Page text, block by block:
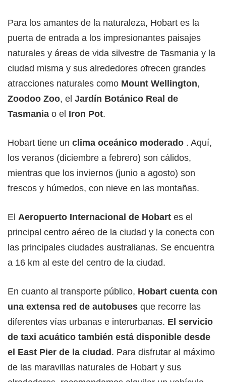
Para los amantes de la naturaleza, Hobart es la
puerta de entrada a los impresionantes paisajes
naturales y áreas de vida silvestre de Tasmania y la
ciudad misma y sus alrededores ofrecen grandes
atracciones naturales como Mount Wellington,
Zoodoo Zoo, el Jardín Botánico Real de
Tasmania o el Iron Pot.
Hobart tiene un clima oceánico moderado . Aquí,
los veranos (diciembre a febrero) son cálidos,
mientras que los inviernos (junio a agosto) son
frescos y húmedos, con nieve en las montañas.
El Aeropuerto Internacional de Hobart es el
principal centro aéreo de la ciudad y la conecta con
las principales ciudades australianas. Se encuentra
a 16 km al este del centro de la ciudad.
En cuanto al transporte público, Hobart cuenta con
una extensa red de autobuses que recorre las
diferentes vías urbanas e interurbanas. El servicio
de taxi acuático también está disponible desde
el East Pier de la ciudad . Para disfrutar al máximo
de las maravillas naturales de Hobart y sus